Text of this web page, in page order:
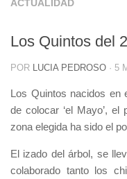
ACTUALIDAD
Los Quintos del
POR LUCIA PEDROSO · 5
Los Quintos nacidos en
de colocar ‘el Mayo’,
zona elegida ha sido el
El izado del árbol, se
colaborado tanto los